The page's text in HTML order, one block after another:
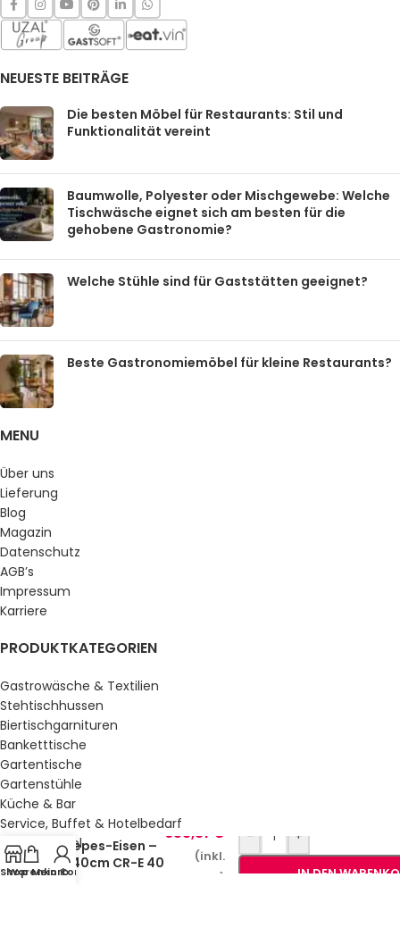
NEUESTE BEITRÄGE
Die besten Möbel für Restaurants: Stil und
Funktionalität vereint
Baumwolle, Polyester oder Mischgewebe: Welche
Tischwäsche eignet sich am besten für die
gehobene Gastronomie?
Welche Stühle sind für Gaststätten geeignet?
Beste Gastronomiemöbel für kleine Restaurants?
MENU
Über uns
Lieferung
Blog
Magazin
Datenschutz
AGB’s
Impressum
Karriere
PRODUKTKATEGORIEN
Gastrowäsche & Textilien
Stehtischhussen
Biertischgarnituren
Banketttische
Gartentische
Gartenstühle
Küche & Bar
Service, Buffet & Hotelbedarf
Gastromöbel
Schulmöbel
Sale %
Shop
Warenkorb
Mein Konto
Crepes-Eisen –
Ø 40cm CR-E 40
653,31 €
(inkl.
MwSt.)
- +
IN DEN